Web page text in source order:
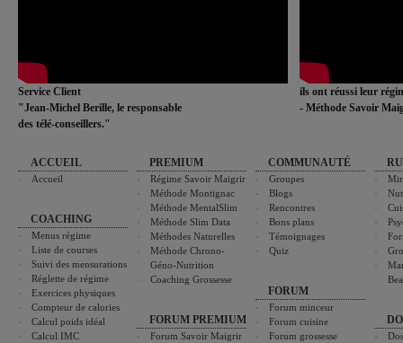
Service Client
"Jean-Michel Berille, le responsable
des télé-conseillers."
ils ont réussi leur
- Méthode Savoir
ACCUEIL
Accueil
COACHING
Menus régime
Liste de courses
Suivi des mensurations
Réglette de régime
Exercices physiques
Compteur de calories
Calcul poids idéal
Calcul IMC
PREMIUM
Régime Savoir Maigrir
Méthode Montignac
Méthode MentalSlim
Méthode Slim Data
Méthodes Naturelles
Méthode Chrono-
Géno-Nutrition
Coaching Grossesse
FORUM PREMIUM
Forum Savoir Maigrir
COMMUNAUTÉ
Groupes
Blogs
Rencontres
Bons plans
Témoignages
Quiz
FORUM
Forum minceur
Forum cuisine
Forum grossesse